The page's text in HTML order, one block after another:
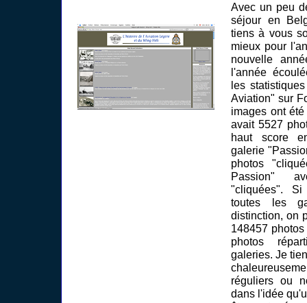
Avec un peu
séjour en
tiens à vous
mieux pour
nouvelle
l'année
les
Aviation" sur
images ont
avait 5527
haut score
galerie
photos
Passion"
"cliquées".
toutes les
distinction, on
148457
photos
galeries. Je
réguliers ou
dans l'idée